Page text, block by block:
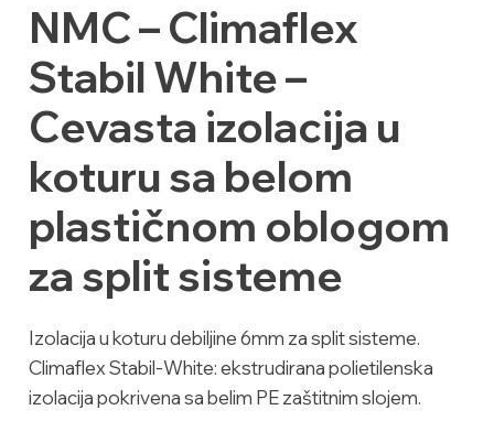
NMC – Climaflex
Stabil White –
Cevasta izolacija u
koturu sa belom
plastičnom oblogom
za split sisteme
Izolacija u koturu debiljine 6mm za split sisteme.
Climaflex Stabil-White: ekstrudirana polietilenska
izolacija pokrivena sa belim PE zaštitnim slojem.